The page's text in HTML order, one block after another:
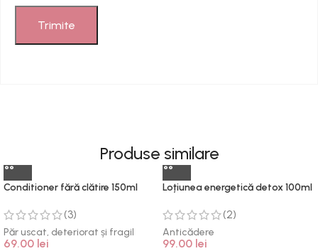
Produse similare
Conditioner fără clătire 150ml
(3)
Păr uscat, deteriorat și fragil
69.00 lei
Loțiunea energetică detox 100ml
(2)
Anticădere
99.00 lei